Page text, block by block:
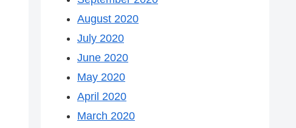
August 2020
July 2020
June 2020
May 2020
April 2020
March 2020